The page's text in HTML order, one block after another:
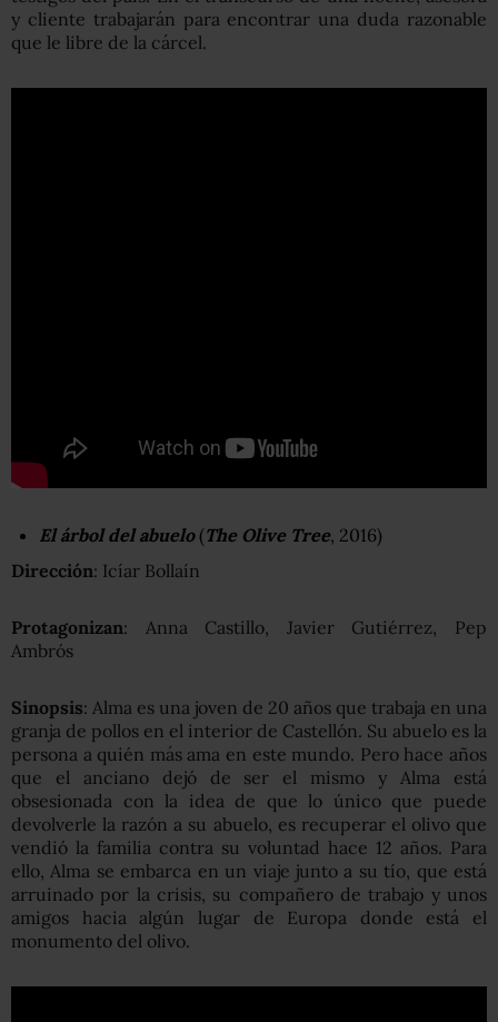
y cliente trabajarán para encontrar una duda razonable
que le libre de la cárcel.
El árbol del abuelo(The Olive Tree , 2016)
Dirección: Icíar Bollaín
Protagonizan: Anna Castillo, Javier Gutiérrez, Pep
Ambrós
Sinopsis: Alma es una joven de 20 años que trabaja en una
granja de pollos en el interior de Castellón. Su abuelo es la
persona a quién más ama en este mundo. Pero hace años
que el anciano dejó de ser el mismo y Alma está
obsesionada con la idea de que lo único que puede
devolverle la razón a su abuelo, es recuperar el olivo que
vendió la familia contra su voluntad hace 12 años. Para
ello, Alma se embarca en un viaje junto a su tío, que está
arruinado por la crisis, su compañero de trabajo y unos
amigos hacia algún lugar de Europa donde está el
monumento del olivo.